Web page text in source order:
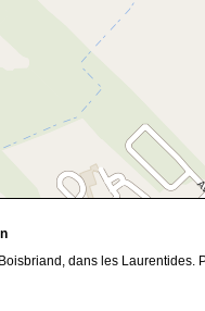
dans les Laurentides.